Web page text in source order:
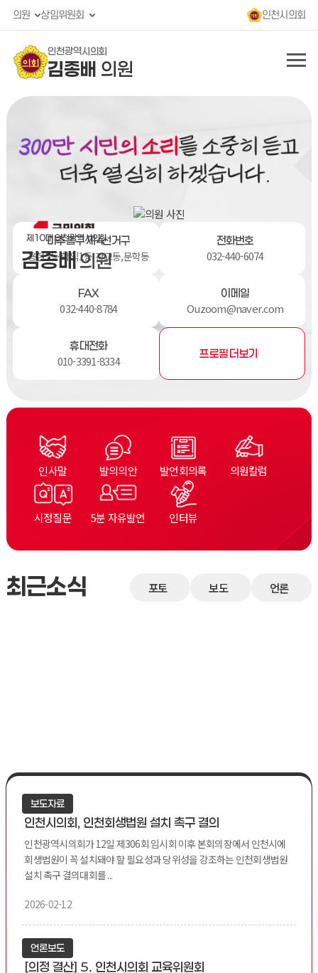
콘텐츠 바로가기
의원 상임위원회 인천시의회
인천광역시의회
김종배 의원
제10 대 인천광역시의회
김종배의원
미추홀구 제4선거구
용현5동,학익1동,관교동,문학동
전화번호
032-440-6074
FAX
032-440-8784
이메일
Ouzoom@naver.com
휴대전화
010-3391-8334 프로필 더보기
인사말 발의의안 발언회의록 의원칼럼
시정질문 5분 자유발언 인터뷰
최근소식 포토 보도 언론
보도자료
인천시의회, 인천회생법원 설치 촉구 결의
인천광역시의회가 12일 제306회 임시회 이후 본회의장에서 인천시에
회생법원이 꼭 설치돼야 할 필요성과 당위성을 강조하는 인천회생법원
설치 촉구 결의대회를 ...
2026-02-12
언론보도
[의정 결산] 5. 인천시의회 교육위원회